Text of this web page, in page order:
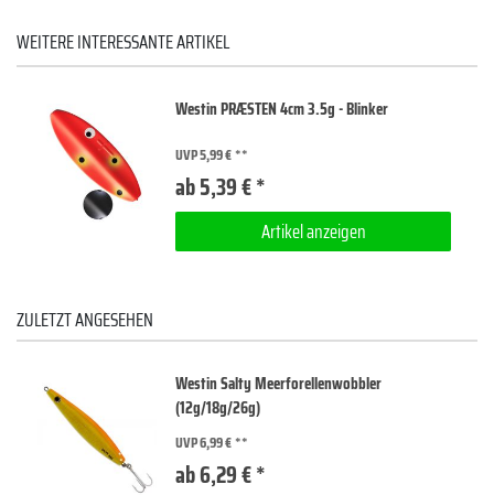
WEITERE INTERESSANTE ARTIKEL
Westin PRÆSTEN 4cm 3.5g - Blinker
UVP 5,99 €
ab 5,39 € *
Artikel anzeigen
ZULETZT ANGESEHEN
Westin Salty Meerforellenwobbler
(12g/18g/26g)
UVP 6,99 €
ab 6,29 € *